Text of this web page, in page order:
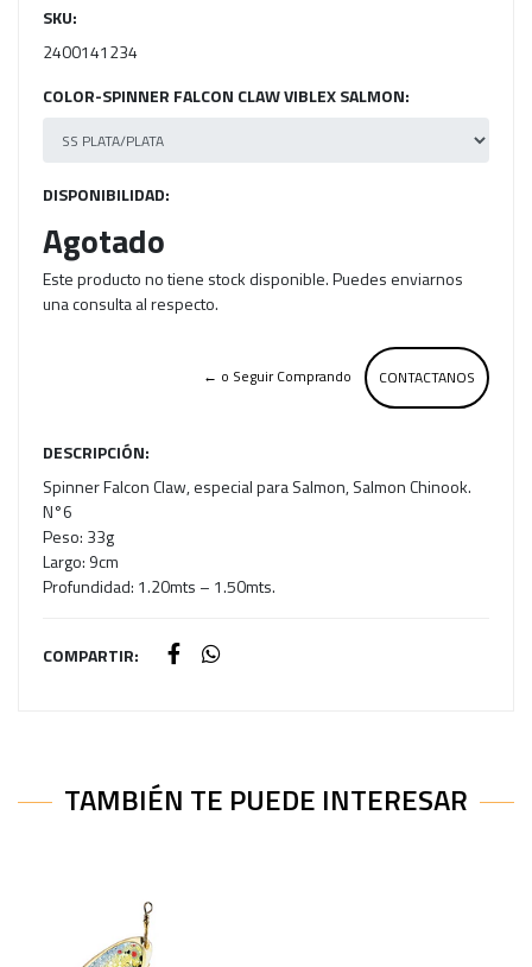
SKU:
2400141234
COLOR-SPINNER FALCON CLAW VIBLEX SALMON:
DISPONIBILIDAD:
Agotado
Este producto no tiene stock disponible. Puedes enviarnos
una consulta al respecto.
CONTACTANOS
← o Seguir Comprando
DESCRIPCIÓN:
Spinner Falcon Claw, especial para Salmon, Salmon Chinook.
N°6
Peso: 33g
Largo: 9cm
Profundidad: 1.20mts – 1.50mts.
COMPARTIR:
TAMBIÉN TE PUEDE INTERESAR